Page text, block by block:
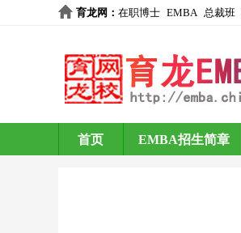
育龙网 ： 在职博士 EMBA 总裁班
首页 EMBA招生简章